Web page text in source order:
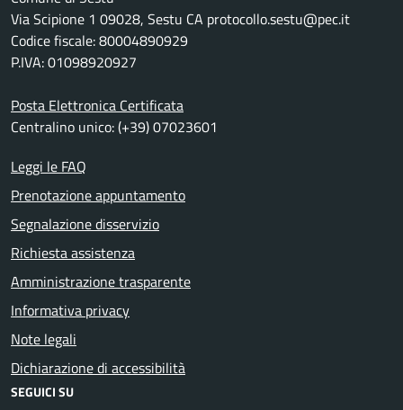
Via Scipione 1 09028, Sestu CA protocollo.sestu@pec.it
Codice fiscale: 80004890929
P.IVA: 01098920927
Posta Elettronica Certificata
Centralino unico: (+39) 07023601
Leggi le FAQ
Prenotazione appuntamento
Segnalazione disservizio
Richiesta assistenza
Amministrazione trasparente
Informativa privacy
Note legali
Dichiarazione di accessibilità
SEGUICI SU